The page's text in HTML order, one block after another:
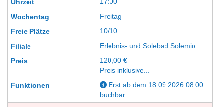
Freitag
10/10
Erlebnis- und Solebad Solemio
120,00 €
Preis inklusive...
Erst ab dem 18.09.2026 08:00
buchbar.